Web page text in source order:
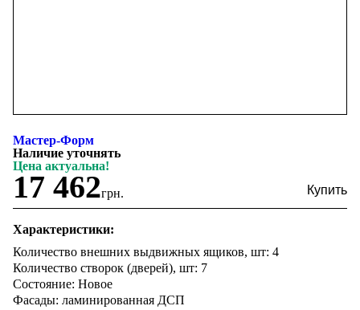
Мастер-Форм
Наличие уточнять
Цена актуальна!
17 462грн.
Характеристики:
Количество внешних выдвижных ящиков, шт: 4
Количество створок (дверей), шт: 7
Состояние: Новое
Фасады: ламинированная ДСП